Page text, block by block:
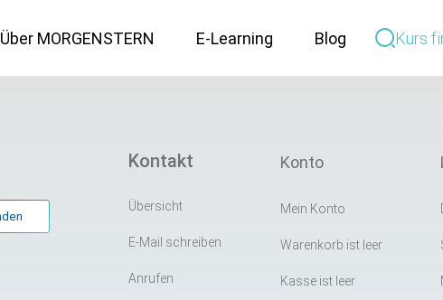
Über MORGENSTERN E-Learning Blog Kurs
Künstliche Intelligenz
Microsoft 365
Teil
Kontakt
Übersicht
E-Mail schreiben
Anrufen
Konto
Mein Konto
Warenkorb ist leer
Kasse ist leer